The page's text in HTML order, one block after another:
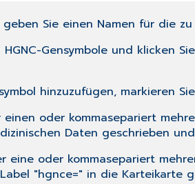
geben Sie einen Namen für die
Gensymbole und klicken
hinzuzufügen, markieren
oder kommasepariert
Daten geschrieben
eine oder kommasepariert
"hgnce=" in die Karteikarte